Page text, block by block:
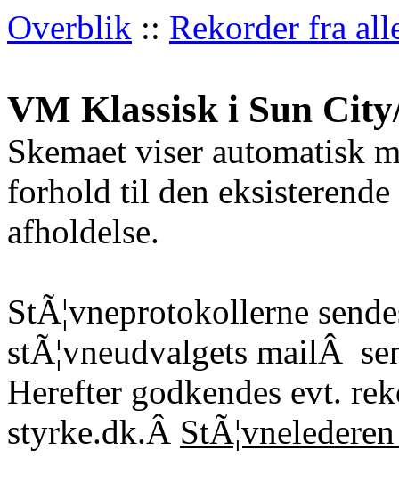
Overblik :: Rekorder fra
VM Klassisk i Sun
Skemaet viser automatisk
forhold til den
afholdelse.
StÃ¦vneprotokollerne
stÃ¦vneudvalgets mailÂ
Herefter godkendes evt.
styrke.dk.Â